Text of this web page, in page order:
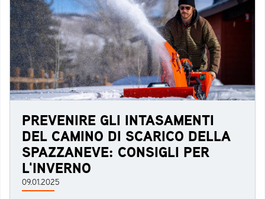
PREVENIRE GLI INTASAMENTI
DEL CAMINO DI SCARICO DELLA
SPAZZANEVE: CONSIGLI PER
L'INVERNO
09.01.2025